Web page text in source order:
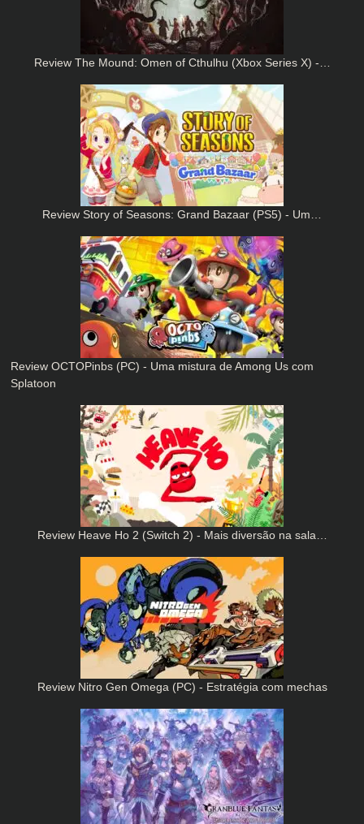
Review The Mound: Omen of Cthulhu (Xbox Series X) -…
Review Story of Seasons: Grand Bazaar (PS5) - Um…
Review OCTOPinbs (PC) - Uma mistura de Among Us com
Splatoon
Review Heave Ho 2 (Switch 2) - Mais diversão na sala…
Review Nitro Gen Omega (PC) - Estratégia com mechas